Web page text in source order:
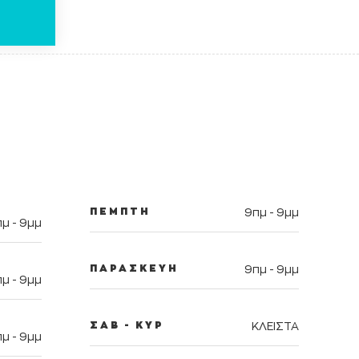
- 9μμ
- 9μμ
- 9μμ
ΠΕΜΠΤΗ 9πμ - 9μμ
ΠΑΡΑΣΚΕΥΗ 9πμ - 9μμ
ΣΑΒ - ΚΥΡ ΚΛΕΙΣΤΑ